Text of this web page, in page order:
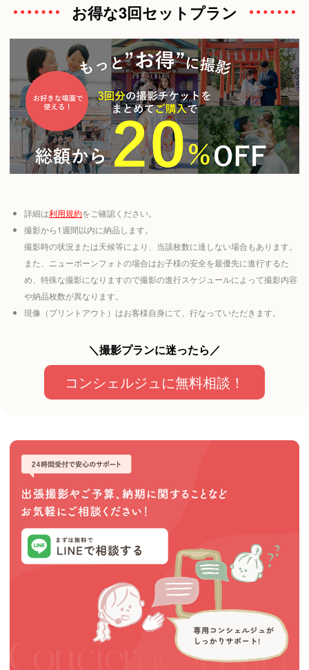
お得な3回セットプラン
詳細は利用規約をご確認ください。
撮影から1週間以内に納品します。
撮影時の状況または天候等により、当該枚数に達しない場合もあります。
また、ニューボーンフォトの場合はお子様の安全を最優先に進行するた
め、特殊な撮影になりますので撮影の進行スケジュールによって撮影内容
や納品枚数が異なります。
現像（プリントアウト）はお客様自身にて、行なっていただきます。
＼撮影プランに迷ったら／
コンシェルジュに無料相談！